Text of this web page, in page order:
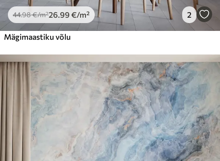
44.98€/m²26 .99 €/m² 2
Mägimaastiku võlu